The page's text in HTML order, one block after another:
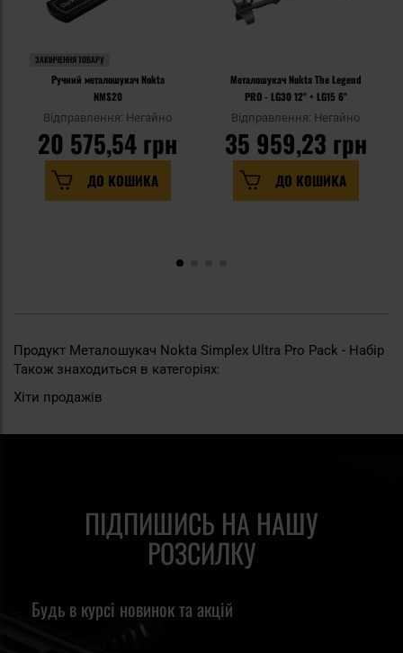
ЗАКІНЧЕННЯ ТОВАРУ
Ручний металошукач Nokta
NMS20
Відправлення: Негайно
20 575,54 грн
ДО КОШИКА
Металошукач Nokta The Legend
PRO - LG30 12'' + LG15 6''
Відправлення: Негайно
35 959,23 грн
ДО КОШИКА
Продукт Металошукач Nokta Simplex Ultra Pro Pack - Набір
Також знаходиться в категоріях:
Хіти продажів
ПІДПИШИСЬ НА НАШУ
РОЗСИЛКУ
Будь в курсі новинок та акцій